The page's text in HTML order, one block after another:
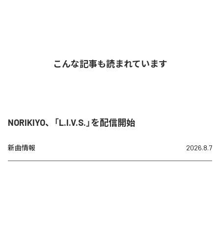
こんな記事も読まれています
NORIKIYO、「L.I.V.S.」を配信開始
新曲情報 2026.8.7